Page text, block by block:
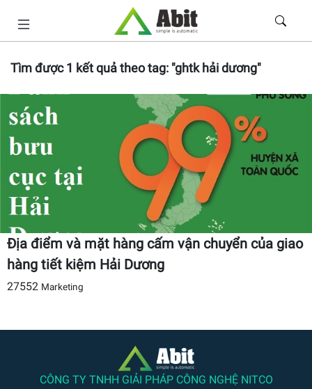
Tìm được1 kết quả theo tag: "ghtk hải dương"
Địa điểm và mặt hàng cấm vận chuyển của giao
hàng tiết kiệm Hải Dương
27552 Marketing
CÔNG TY TNHH GIẢI PHÁP CÔNG NGHỆ NITCO